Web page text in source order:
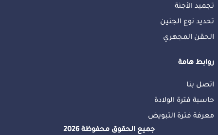
تجميد الأجنة
تحديد نوع الجنين
الحقن المجهري
روابط هامة
اتصل بنا
حاسبة فترة الولادة
معرفة فترة التبويض
جميع الحقوق محفوظة 2026